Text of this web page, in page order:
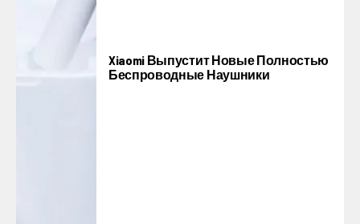
Xiaomi Выпустит Новые Полностью
Беспроводные Наушники